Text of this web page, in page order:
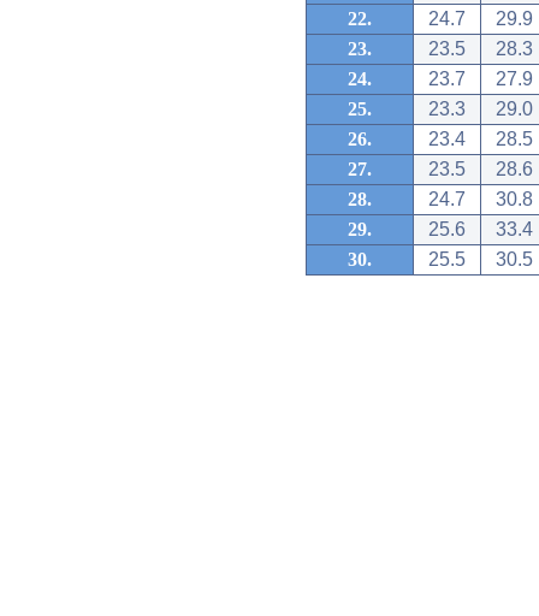
22.
24.7
29.9
23.
23.5
28.3
24.
23.7
27.9
25.
23.3
29.0
26.
23.4
28.5
27.
23.5
28.6
28.
24.7
30.8
29.
25.6
33.4
30.
25.5 30.5